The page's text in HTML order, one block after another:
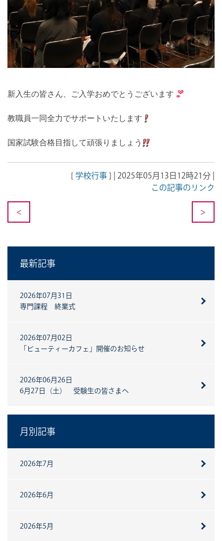
新入生の皆さん、ご入学おめでとうございます
教職員一同全力でサポートいたします
国家試験合格目指して頑張りましょう
[ 学校行事 ] | 2025年05月13日12時21分 |
この記事のリンク
< >
最新記事
2026年07月31日
専門課程 終業式
2026年07月02日
「ビューティーカフェ」開催のお知らせ
2026年06月26日
6月27日（土） 受験生の皆さまへ
月別記事
2026年7月
2026年6月
2026年5月